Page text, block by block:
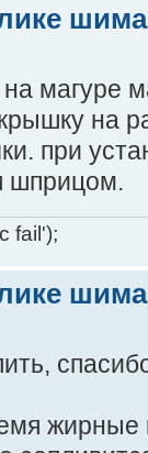
магуре
на
при
шприцом.
fail');
жирные